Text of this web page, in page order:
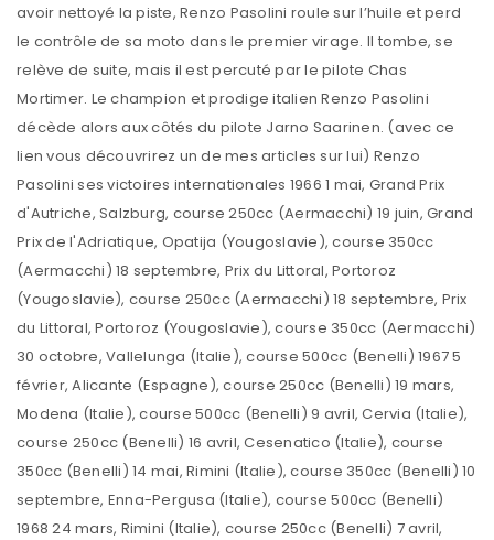
avoir nettoyé la piste, Renzo Pasolini roule sur l’huile et perd
le contrôle de sa moto dans le premier virage. Il tombe, se
relève de suite, mais il est percuté par le pilote Chas
Mortimer. Le champion et prodige italien Renzo Pasolini
décède alors aux côtés du pilote Jarno Saarinen. (avec ce
lien vous découvrirez un de mes articles sur lui) Renzo
Pasolini ses victoires internationales 1966 1 mai, Grand Prix
d'Autriche, Salzburg, course 250cc (Aermacchi) 19 juin, Grand
Prix de l'Adriatique, Opatija (Yougoslavie), course 350cc
(Aermacchi) 18 septembre, Prix du Littoral, Portoroz
(Yougoslavie), course 250cc (Aermacchi) 18 septembre, Prix
du Littoral, Portoroz (Yougoslavie), course 350cc (Aermacchi)
30 octobre, Vallelunga (Italie), course 500cc (Benelli) 1967 5
février, Alicante (Espagne), course 250cc (Benelli) 19 mars,
Modena (Italie), course 500cc (Benelli) 9 avril, Cervia (Italie),
course 250cc (Benelli) 16 avril, Cesenatico (Italie), course
350cc (Benelli) 14 mai, Rimini (Italie), course 350cc (Benelli) 10
septembre, Enna-Pergusa (Italie), course 500cc (Benelli)
1968 24 mars, Rimini (Italie), course 250cc (Benelli) 7 avril,